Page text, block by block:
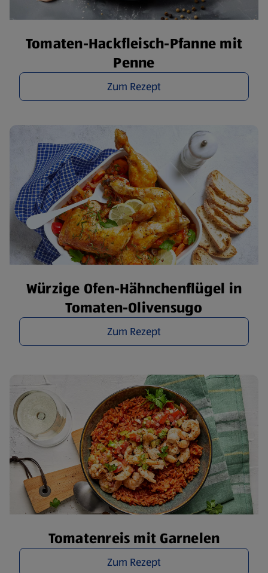
Tomaten-Hackfleisch-Pfanne mit
Penne
Zum Rezept
Würzige Ofen-Hähnchenflügel in
Tomaten-Olivensugo
Zum Rezept
Tomatenreis mit Garnelen
Zum Rezept